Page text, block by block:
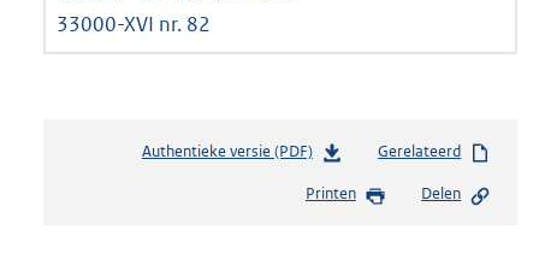
33000-XVI nr. 82
Authentieke versie (PDF)b
s
Gerelateerd
Printen Delen